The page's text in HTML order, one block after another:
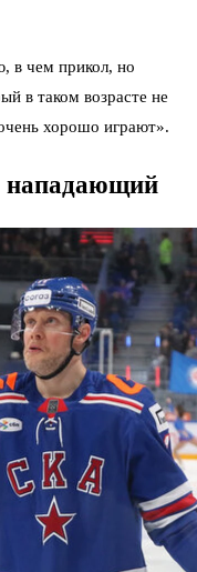
в чем прикол, но
в таком возрасте не
хорошо играют».
нападающий